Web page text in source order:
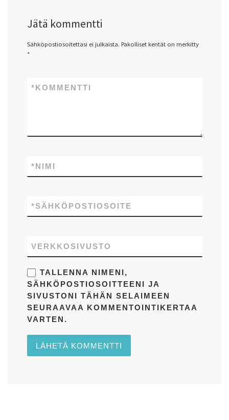
Jätä kommentti
Sähköpostiosoitettasi ei julkaista. Pakolliset kentät on merkitty
*
KOMMENTTI
*
NIMI
*
SÄHKÖPOSTIOSOITE
*
VERKKOSIVUSTO
TALLENNA NIMENI,
SÄHKÖPOSTIOSOITTEENI JA
SIVUSTONI TÄHÄN SELAIMEEN
SEURAAVAA KOMMENTOINTIKERTAA
VARTEN.